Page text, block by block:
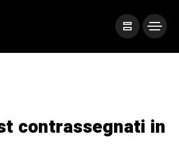
contrassegnati in